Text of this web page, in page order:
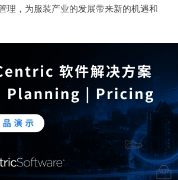
理，为服装产业的发展带来新的机遇和